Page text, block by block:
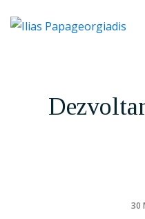
to
to
to
30